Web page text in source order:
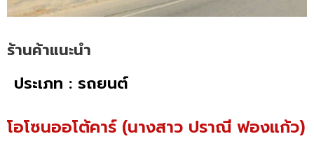
ร้านค้าแนะนำ
ประเภท : รถยนต์
โอโซนออโต้คาร์ (นางสาว ปราณี ฟองแก้ว)